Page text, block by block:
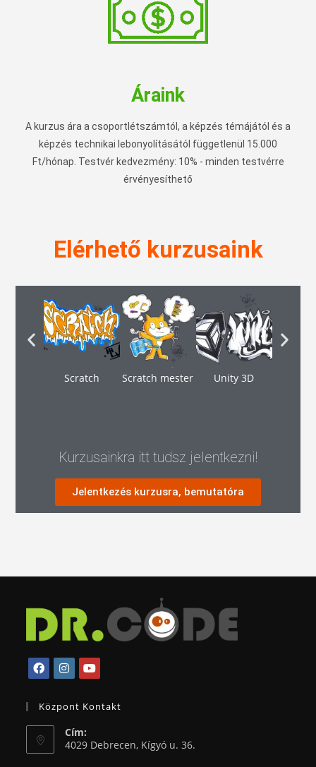
Áraink
A kurzus ára a csoportlétszámtól, a képzés témájától és a
képzés technikai lebonyolításától függetlenül 15.000
Ft/hónap . Testvér kedvezmény: 10% - minden testvérre
érvényesíthető
Elérhető kurzusaink
Scratch Scratch mester Unity 3D
Kurzusainkra itt tudsz jelentkezni!
Jelentkezés kurzusra, bemutatóra
Központ Kontakt
Cím:
4029 Debrecen, Kígyó u. 36.